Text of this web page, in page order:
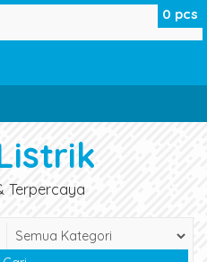
Terpercaya
0 pcs